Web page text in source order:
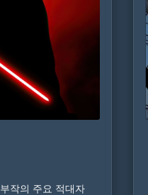
작의 주요 적대자